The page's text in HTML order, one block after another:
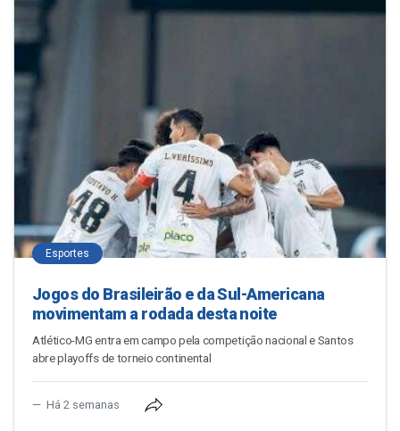
Esportes
Jogos do Brasileirão e da Sul-Americana
movimentam a rodada desta noite
Atlético-MG entra em campo pela competição nacional e Santos
abre playoffs de torneio continental
Há 2 semanas